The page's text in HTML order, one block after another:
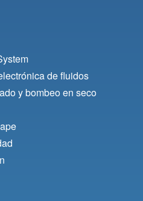
de fluidos
y bombeo en seco